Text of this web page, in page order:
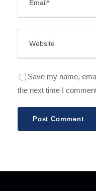
Save my name,
the next time I